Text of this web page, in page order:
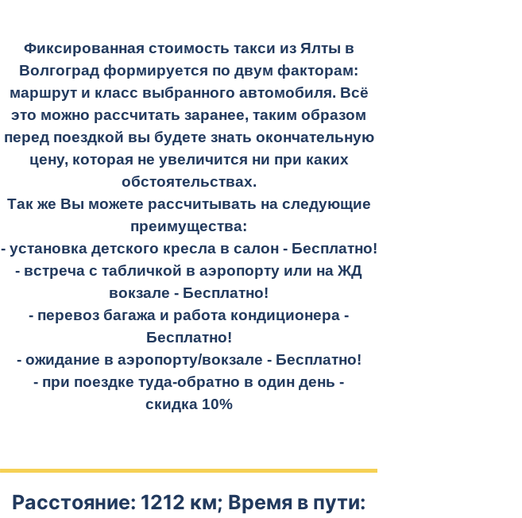
Фиксированная стоимость такси из Ялты в
Волгоград формируется по двум факторам:
маршрут и класс выбранного автомобиля. Всё
это можно рассчитать заранее, таким образом
перед поездкой вы будете знать окончательную
цену, которая не увеличится ни при каких
обстоятельствах.
Так же Вы можете рассчитывать на следующие
преимущества:
- установка детского кресла в салон - Бесплатно!
- встреча с табличкой в аэропорту или на ЖД
вокзале - Бесплатно!
- перевоз багажа и работа кондиционера -
Бесплатно!
- ожидание в аэропорту/вокзале - Бесплатно!
- при поездке туда-обратно в один день -
скидка 10%
Расстояние: 1212 км; Время в пути: